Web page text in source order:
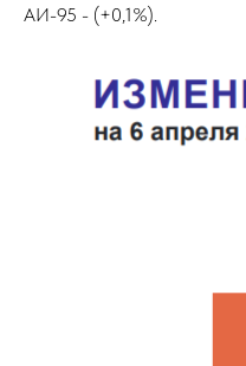
АИ-95 - (+0,1%).